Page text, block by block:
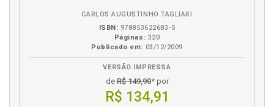
CARLOS AUGUSTINHO TAGLIARI
ISBN: 978853622683-5
Páginas: 320
Publicado em: 03/12/2009
VERSÃO IMPRESSA
deR$ 149,90* por
R$ 134,91